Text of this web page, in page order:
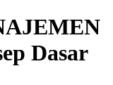
Dasar